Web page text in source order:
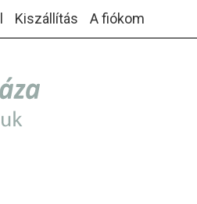
Kiszállítás A fiókom